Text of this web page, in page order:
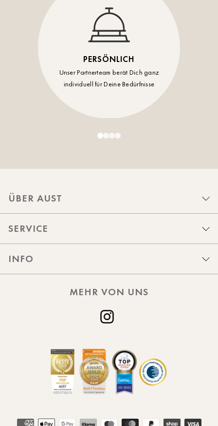
PERSÖNLICH
Unser Partnerteam berät Dich ganz
individuell für Deine Bedürfnisse
ÜBER AUST
SERVICE
INFO
MEHR VON UNS